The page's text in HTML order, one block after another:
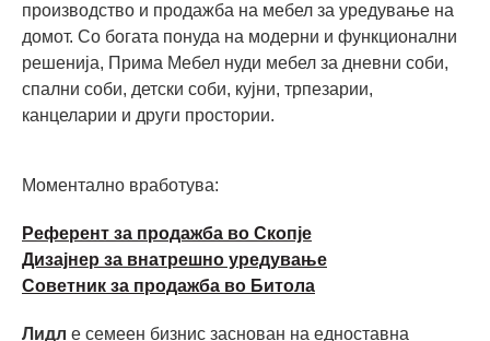
производство и продажба на мебел за уредување на
домот. Со богата понуда на модерни и функционални
решенија, Прима Мебел нуди мебел за дневни соби,
спални соби, детски соби, кујни, трпезарии,
канцеларии и други простории.
Моментално вработува:
Референт за продажба во Скопје
Дизајнер за внатрешно уредување
Советник за продажба во Битола
Лидл е семеен бизнис заснован на едноставна